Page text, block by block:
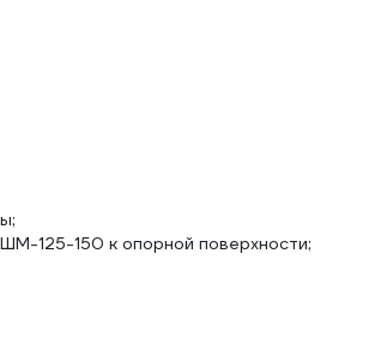
125-150 к опорной поверхности;